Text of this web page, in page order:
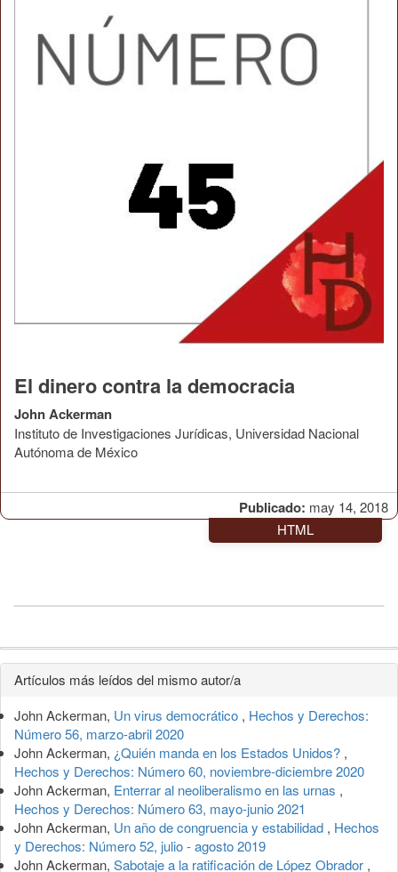
Publicado: may 14, 2018
El dinero contra la democracia
John Ackerman
Instituto de Investigaciones Jurídicas, Universidad Nacional
Autónoma de México
HTML
Detalles
del
artículo
Artículos más leídos del mismo autor/a
John Ackerman, Un virus democrático , Hechos y Derechos:
Número 56, marzo-abril 2020
John Ackerman, ¿Quién manda en los Estados Unidos? ,
Hechos y Derechos: Número 60, noviembre-diciembre 2020
John Ackerman, Enterrar al neoliberalismo en las urnas ,
Hechos y Derechos: Número 63, mayo-junio 2021
John Ackerman, Un año de congruencia y estabilidad , Hechos
y Derechos: Número 52, julio - agosto 2019
John Ackerman, Sabotaje a la ratificación de López Obrador ,